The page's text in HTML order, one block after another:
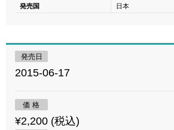
発売国
日本
発売日
2015-06-17
価 格
¥2,200 (税込)